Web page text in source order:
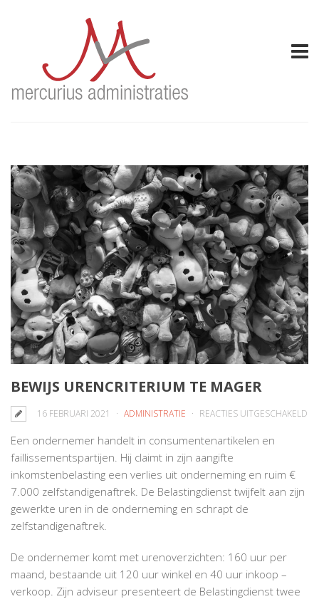
BEWIJS URENCRITERIUM TE MAGER
16 FEBRUARI 2021 ADMINISTRATIE REACTIES UITGESCHAKELD
Een ondernemer handelt in consumentenartikelen en
faillissementspartijen. Hij claimt in zijn aangifte
inkomstenbelasting een verlies uit onderneming en ruim €
7.000 zelfstandigenaftrek. De Belastingdienst twijfelt aan zijn
gewerkte uren in de onderneming en schrapt de
zelfstandigenaftrek.
De ondernemer komt met urenoverzichten: 160 uur per
maand, bestaande uit 120 uur winkel en 40 uur inkoop –
verkoop. Zijn adviseur presenteert de Belastingdienst twee